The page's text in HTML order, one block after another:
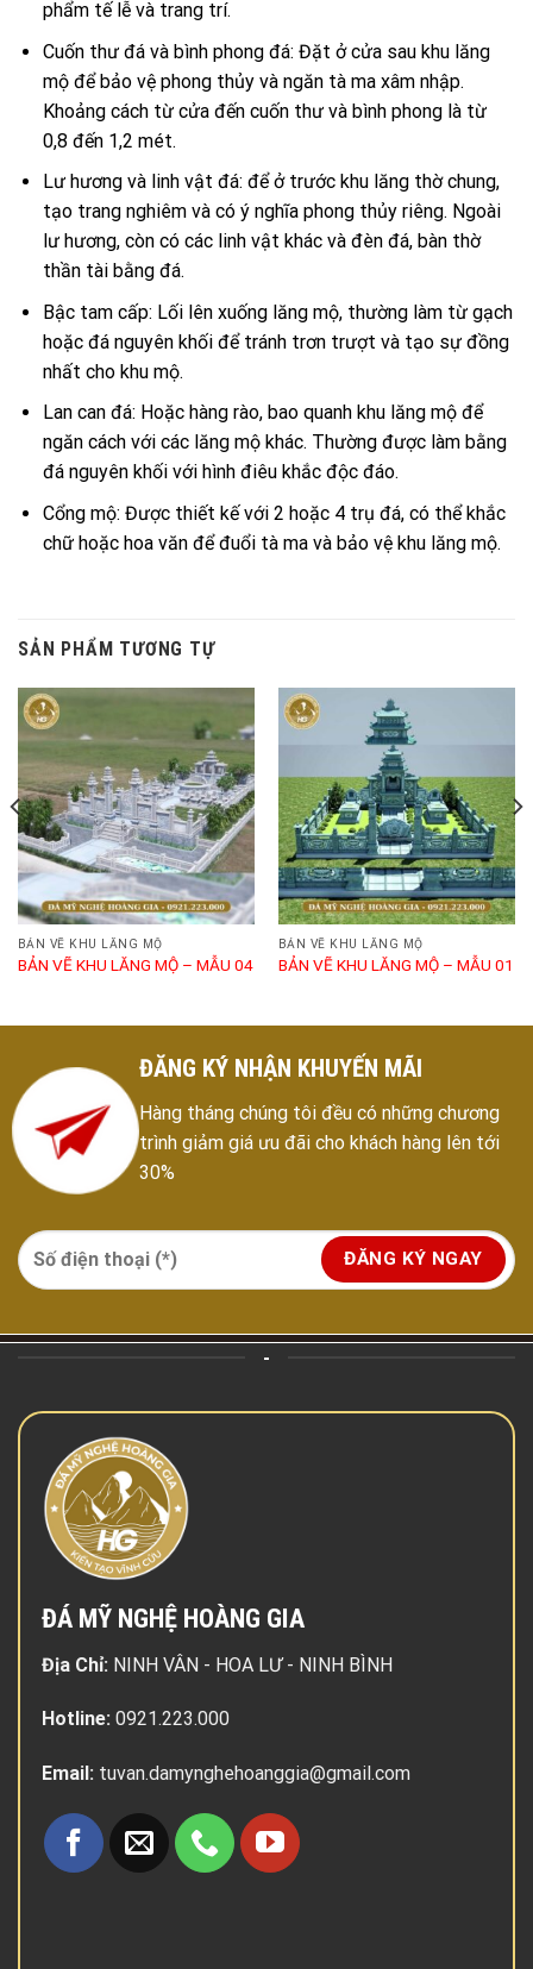
phẩm tế lễ và trang trí.
Cuốn thư đá và bình phong đá: Đặt ở cửa sau khu lăng
mộ để bảo vệ phong thủy và ngăn tà ma xâm nhập.
Khoảng cách từ cửa đến cuốn thư và bình phong là từ
0,8 đến 1,2 mét.
Lư hương và linh vật đá: để ở trước khu lăng thờ chung,
tạo trang nghiêm và có ý nghĩa phong thủy riêng. Ngoài
lư hương, còn có các linh vật khác và đèn đá, bàn thờ
thần tài bằng đá.
Bậc tam cấp: Lối lên xuống lăng mộ, thường làm từ gạch
hoặc đá nguyên khối để tránh trơn trượt và tạo sự đồng
nhất cho khu mộ.
Lan can đá: Hoặc hàng rào, bao quanh khu lăng mộ để
ngăn cách với các lăng mộ khác. Thường được làm bằng
đá nguyên khối với hình điêu khắc độc đáo.
Cổng mộ: Được thiết kế với 2 hoặc 4 trụ đá, có thể khắc
chữ hoặc hoa văn để đuổi tà ma và bảo vệ khu lăng mộ.
SẢN PHẨM TƯƠNG TỰ
BẢN VẼ KHU LĂNG MỘ
BẢN VẼ KHU LĂNG MỘ – MẪU 04
BẢN VẼ KHU LĂNG MỘ
BẢN VẼ KHU LĂNG MỘ – MẪU 01
ĐĂNG KÝ NHẬN KHUYẾN MÃI
Hàng tháng chúng tôi đều có những chương
trình giảm giá ưu đãi cho khách hàng lên tới
30%
-
ĐÁ MỸ NGHỆ HOÀNG GIA
Địa Chỉ: NINH VÂN - HOA LƯ - NINH BÌNH
Hotline: 0921.223.000
Email: tuvan.damynghehoanggia@gmail.com